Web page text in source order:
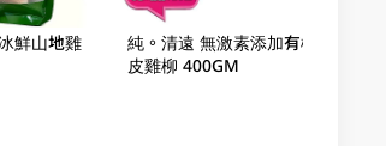
鮮山地雞
純。清遠 無激素添加有機無
皮雞柳 400GM